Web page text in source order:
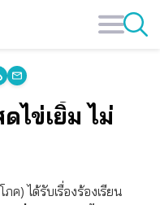
ไข่เยิ้ม ไม่
ค) ได้รับเรื่องร้องเรียน